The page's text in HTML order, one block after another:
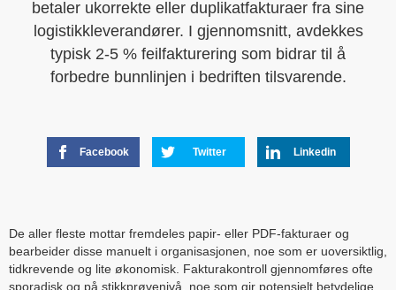
betaler ukorrekte eller duplikatfakturaer fra sine
logistikkleverandører. I gjennomsnitt, avdekkes
typisk 2-5 % feilfakturering som bidrar til å
forbedre bunnlinjen i bedriften tilsvarende.
Facebook Twitter Linkedin
De aller fleste mottar fremdeles papir- eller PDF-fakturaer og
bearbeider disse manuelt i organisasjonen, noe som er uoversiktlig,
tidkrevende og lite økonomisk. Fakturakontroll gjennomføres ofte
sporadisk og på stikkprøvenivå, noe som gir potensielt betydelige